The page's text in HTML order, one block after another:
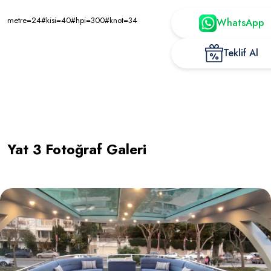
metre=24#kisi=40#hpi=300#knot=34 WhatsApp
Teklif Al
Yat 3 Fotoğraf Galeri